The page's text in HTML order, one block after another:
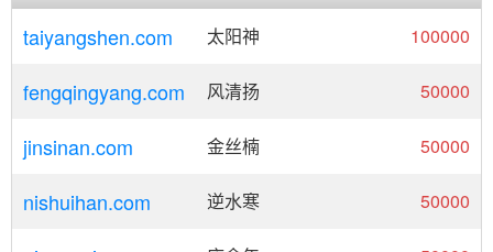
taiyangshen.com 太阳神 100000
fengqingyang.com 风清扬 50000
jinsinan.com 金丝楠 50000
nishuihan.com 逆水寒 50000